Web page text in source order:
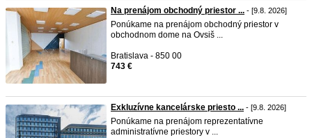
Na prenájom obchodný priestor ... - [9.8. 2026]
Ponúkame na prenájom obchodný priestor v
obchodnom dome na Ovsiš ...
Bratislava - 850 00
743 €
Exkluzívne kancelárske priesto ... - [9.8. 2026]
Ponúkame na prenájom reprezentatívne
administratívne priestory v ...